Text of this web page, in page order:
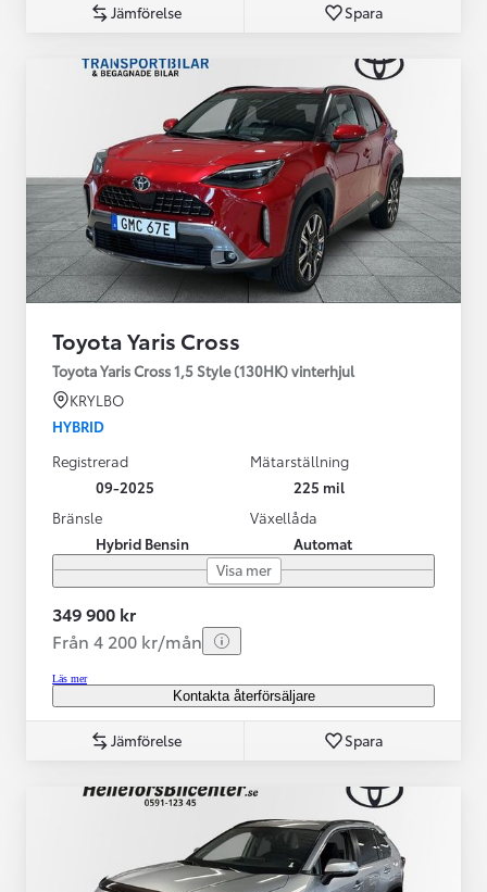
Jämförelse Spara
Toyota Yaris Cross
Toyota Yaris Cross 1,5 Style (130HK) vinterhjul
KRYLBO
HYBRID
Registrerad
09-2025
Mätarställning
225 mil
Bränsle
Hybrid Bensin
Växellåda
Automat
Visa mer
349 900 kr
Från 4 200 kr/mån
Läs mer
Kontakta återförsäljare
Jämförelse Spara